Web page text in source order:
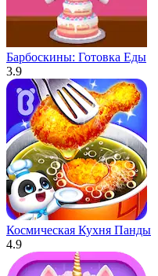
Барбоскины: Готовка Еды
3.9
Космическая Кухня Панды
4.9